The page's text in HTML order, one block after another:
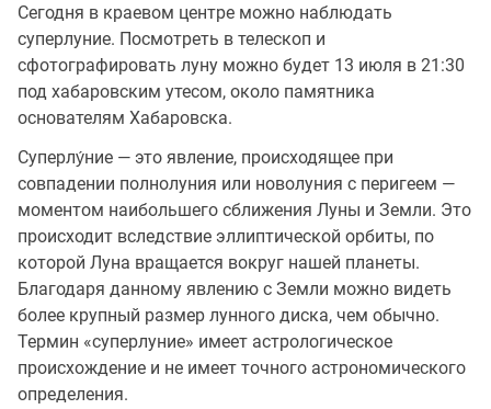
Сегодня в краевом центре можно наблюдать
суперлуние. Посмотреть в телескоп и
сфотографировать луну можно будет 13 июля в 21:30
под хабаровским утесом, около памятника
основателям Хабаровска.
Суперлу́ние — это явление, происходящее при
совпадении полнолуния или новолуния с перигеем —
моментом наибольшего сближения Луны и Земли. Это
происходит вследствие эллиптической орбиты, по
которой Луна вращается вокруг нашей планеты.
Благодаря данному явлению с Земли можно видеть
более крупный размер лунного диска, чем обычно.
Термин «суперлуние» имеет астрологическое
происхождение и не имеет точного астрономического
определения.